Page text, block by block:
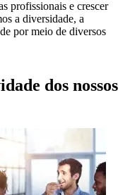
profissionais e crescer
a diversidade, a
por meio de diversos
dos nossos